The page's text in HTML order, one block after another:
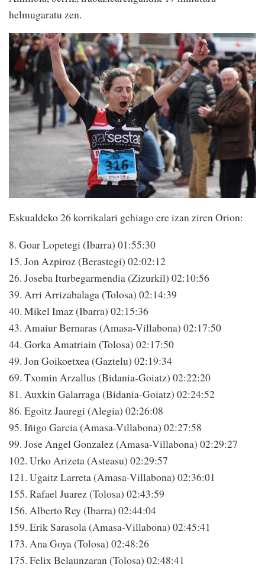
helmugaratu zen.
Eskualdeko 26 korrikalari gehiago ere izan ziren Orion:
8. Goar Lopetegi (Ibarra) 01:55:30
15. Jon Azpiroz (Berastegi) 02:02:12
26. Joseba Iturbegarmendia (Zizurkil) 02:10:56
39. Arri Arrizabalaga (Tolosa) 02:14:39
40. Mikel Imaz (Ibarra) 02:15:36
43. Amaiur Bernaras (Amasa-Villabona) 02:17:50
44. Gorka Amatriain (Tolosa) 02:17:50
49. Jon Goikoetxea (Gaztelu) 02:19:34
69. Txomin Arzallus (Bidania-Goiatz) 02:22:20
81. Auxkin Galarraga (Bidania-Goiatz) 02:24:52
86. Egoitz Jauregi (Alegia) 02:26:08
95. Iñigo Garcia (Amasa-Villabona) 02:27:58
99. Jose Angel Gonzalez (Amasa-Villabona) 02:29:27
102. Urko Arizeta (Asteasu) 02:29:57
121. Ugaitz Larreta (Amasa-Villabona) 02:36:01
155. Rafael Juarez (Tolosa) 02:43:59
156. Alberto Rey (Ibarra) 02:44:04
159. Erik Sarasola (Amasa-Villabona) 02:45:41
173. Ana Goya (Tolosa) 02:48:26
175. Felix Belaunzaran (Tolosa) 02:48:41